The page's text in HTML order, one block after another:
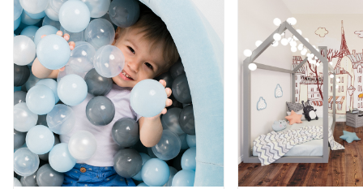
резервуар заполняется пластмассовыми шариками
(входят в комплектацию 300 шариков), «плавая» в
которых дети развивают координацию движений,
мелкую моторику и получают полезный
расслабляющий массаж всего тела. Помогает малышу
развивать мелкую моторику, знакомиться с цветами и
объёмами предметов. Габаритные размеры 1400 х
1400 x 400 мм. Отлично моется. Вес с упаковкой 12,5
кг.